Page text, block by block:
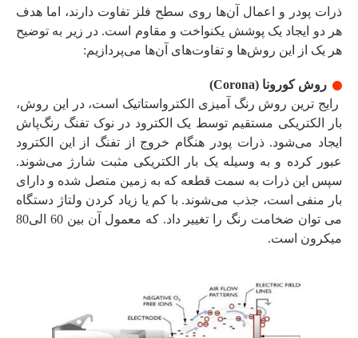
ذرات پودر و اعمال آن‌ها روی سطح فلز تفاوت دارند، اما هدف
هر دو ایجاد یک پوشش یکنواخت و مقاوم است. در زیر به توضیح
هر یک از این روش‌ها و تفاوت‌های آن‌ها می‌پردازیم:
روش کورونا (Corona)
رایج ترین روش رنگ آمیزی الکترواستاتیک است، در این روش،
بار الکتریکی مستقیم توسط یک الکترود در نوک تفنگ رنگ‌پاش
ایجاد می‌شود. ذرات پودر هنگام خروج از تفنگ از این الکترود
عبور کرده و به وسیله یک بار الکتریکی مثبت شارژ می‌شوند.
سپس این ذرات به سمت قطعه که به زمین متصل شده و دارای
بار منفی است، جذب می‌شوند. با کم یا زیاد کردن ولتاژ دستگاه
می توان ضخامت رنگ را تغییر داد. که معمول آن بین 60 الی80
میکرون است.